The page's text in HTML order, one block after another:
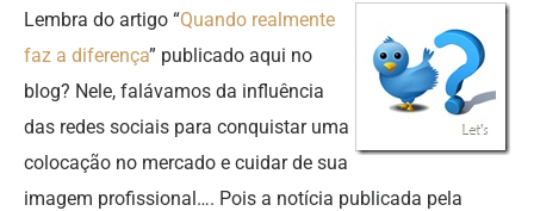
Lembra do artigo “Quando realmente
faz a diferença” publicado aqui no
blog? Nele, falávamos da influência
das redes sociais para conquistar uma
colocação no mercado e cuidar de sua
imagem profissional…. Pois a notícia publicada pela